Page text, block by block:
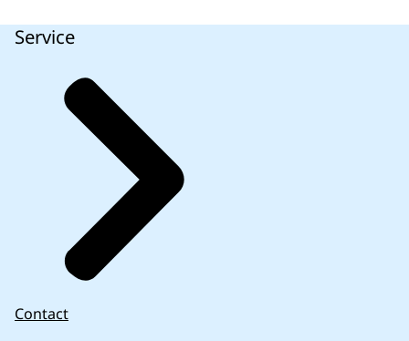
Service
Contact